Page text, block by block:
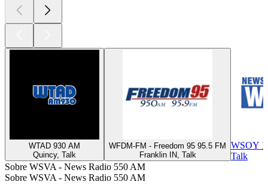
WTAD 930 AM
Quincy, Talk
WFDM-FM - Freedom 95 95.5 FM
Franklin IN, Talk
WSOY
Talk
Sobre WSVA - News Radio 550 AM
Sobre WSVA - News Radio 550 AM